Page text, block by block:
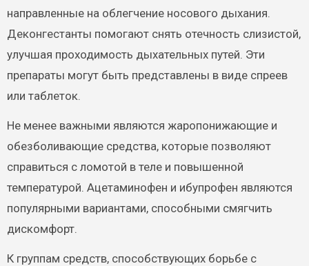
направленные на облегчение носового дыхания.
Деконгестанты помогают снять отечность слизистой,
улучшая проходимость дыхательных путей. Эти
препараты могут быть представлены в виде спреев
или таблеток.
Не менее важными являются жаропонижающие и
обезболивающие средства, которые позволяют
справиться с ломотой в теле и повышенной
температурой. Ацетаминофен и ибупрофен являются
популярными вариантами, способными смягчить
дискомфорт.
К группам средств, способствующих борьбе с